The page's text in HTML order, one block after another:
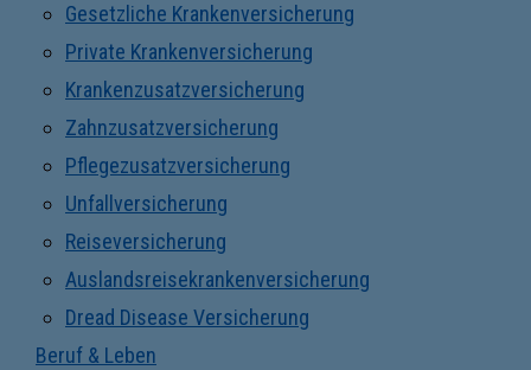
Gesetzliche Krankenversicherung
Private Krankenversicherung
Krankenzusatzversicherung
Zahnzusatzversicherung
Pflegezusatzversicherung
Unfallversicherung
Reiseversicherung
Auslandsreisekrankenversicherung
Dread Disease Versicherung
Beruf & Leben